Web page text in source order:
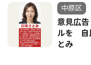
中原区
意見広
ルを 自
とみ